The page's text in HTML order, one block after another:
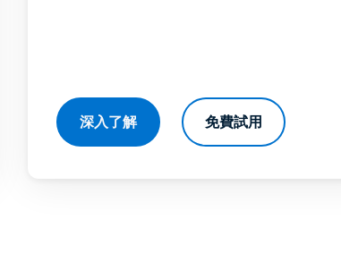
深入了解 免費試用